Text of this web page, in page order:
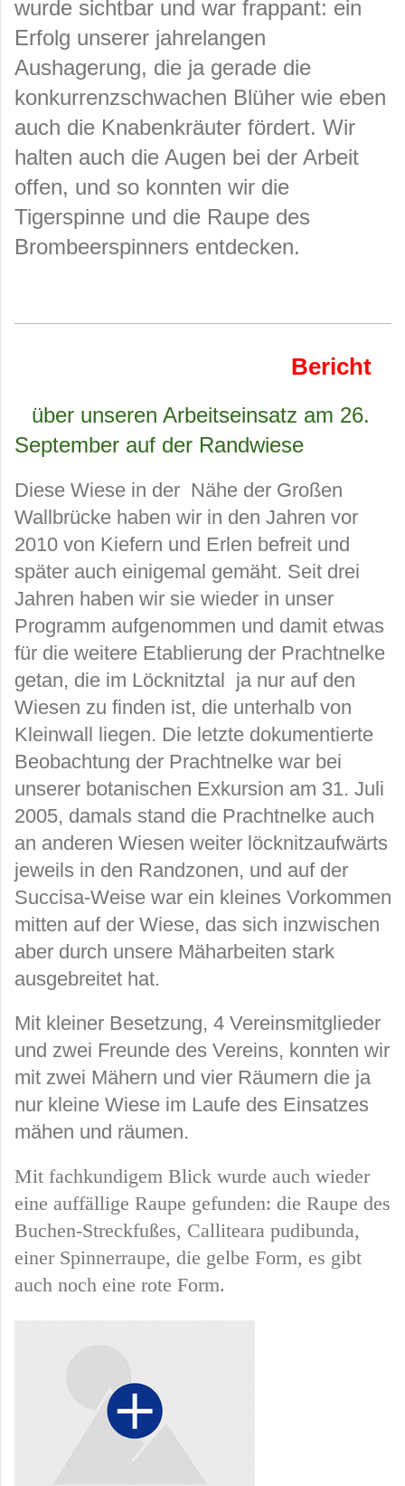
wurde sichtbar und war frappant: ein
Erfolg unserer jahrelangen
Aushagerung, die ja gerade die
konkurrenzschwachen Blüher wie eben
auch die Knabenkräuter fördert. Wir
halten auch die Augen bei der Arbeit
offen, und so konnten wir die
Tigerspinne und die Raupe des
Brombeerspinners entdecken.
Bericht
über unseren Arbeitseinsatz am 26.
September auf der Randwiese
Diese Wiese in der Nähe der Großen
Wallbrücke haben wir in den Jahren vor
2010 von Kiefern und Erlen befreit und
später auch einigemal gemäht. Seit drei
Jahren haben wir sie wieder in unser
Programm aufgenommen und damit etwas
für die weitere Etablierung der Prachtnelke
getan, die im Löcknitztal ja nur auf den
Wiesen zu finden ist, die unterhalb von
Kleinwall liegen. Die letzte dokumentierte
Beobachtung der Prachtnelke war bei
unserer botanischen Exkursion am 31. Juli
2005, damals stand die Prachtnelke auch
an anderen Wiesen weiter löcknitzaufwärts
jeweils in den Randzonen, und auf der
Succisa-Weise war ein kleines Vorkommen
mitten auf der Wiese, das sich inzwischen
aber durch unsere Mäharbeiten stark
ausgebreitet hat.
Mit kleiner Besetzung, 4 Vereinsmitglieder
und zwei Freunde des Vereins, konnten wir
mit zwei Mähern und vier Räumern die ja
nur kleine Wiese im Laufe des Einsatzes
mähen und räumen.
Mit fachkundigem Blick wurde auch wieder
eine auffällige Raupe gefunden: die Raupe des
Buchen-Streckfußes, Calliteara pudibunda,
einer Spinnerraupe, die gelbe Form, es gibt
auch noch eine rote Form.